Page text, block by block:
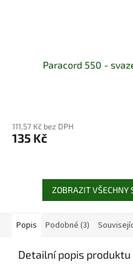
Paracord 550 -
111,57 Kč bez DPH
135 Kč
ZOBRAZIT VŠECHNY
Popis Podobné (3)
Detailní popis produktu